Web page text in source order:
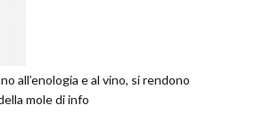
all’enologia e al vino, si rendono
mole di info